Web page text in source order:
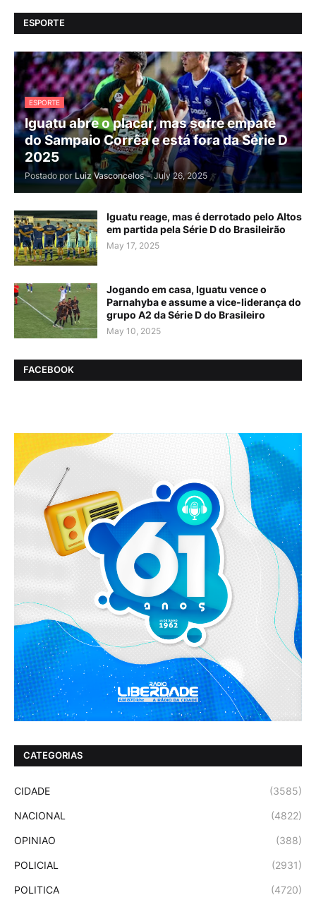
ESPORTE
ESPORTE
Iguatu abre o placar, mas sofre empate
do Sampaio Corrêa e está fora da Série D
2025
Postado por Luiz Vasconcelos - July 26, 2025
Iguatu reage, mas é derrotado pelo Altos
em partida pela Série D do Brasileirão
May 17, 2025
Jogando em casa, Iguatu vence o
Parnahyba e assume a vice-liderança do
grupo A2 da Série D do Brasileiro
May 10, 2025
FACEBOOK
CATEGORIAS
CIDADE (3585)
NACIONAL (4822)
OPINIAO (388)
POLICIAL (2931)
POLITICA (4720)